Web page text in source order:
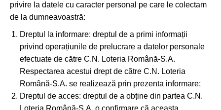
privire la datele cu caracter personal pe care le colectam
de la dumneavoastră:
Dreptul la informare: dreptul de a primi informații
privind operațiunile de prelucrare a datelor personale
efectuate de către C.N. Loteria Română-S.A.
Respectarea acestui drept de către C.N. Loteria
Română-S.A. se realizează prin prezenta informare;
Dreptul de acces: dreptul de a obține din partea C.N.
Loteria Română-S.A. o confirmare că aceasta